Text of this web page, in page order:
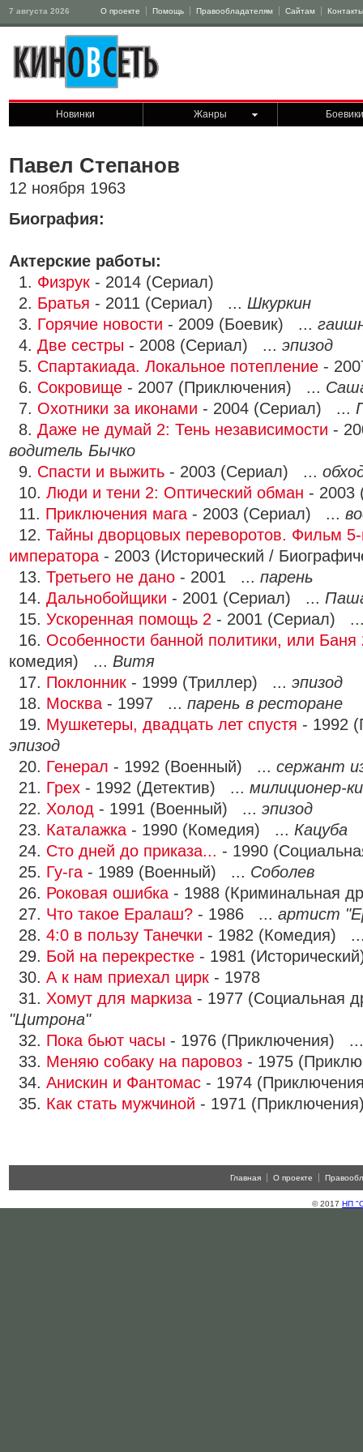
7 августа 2026 О проекте Помощь Правообладателям Сайтам Контакты
Новинки Жанры Боевики
Павел Степанов
12 ноября 1963
Биография:
Актерские работы:
1. Физрук - 2014 (Сериал)
2. Братья - 2011 (Сериал) ... Шкуркин
3. Горячие новости - 2009 (Боевик) ...
4. Две сестры - 2008 (Сериал) ... эпизод
5. Спартакиада. Локальное потепление -
6. Сокровище - 2007 (Приключения) ...
7. Охотники за иконами - 2004 (Сериал) ...
8. Даже не думай 2: Тень независимости -
водитель Бычко
9. Спасти и выжить - 2003 (Сериал) ...
10. Люди и тени 2: Оптический обман -
11. Приключения мага - 2003 (Сериал) ...
12. Тайны дворцовых переворотов. Фильм
императора - 2003 (Исторический /
13. Третьего не дано - 2001 ... парень
14. Дальнобойщики - 2001 (Сериал) ...
15. Ускоренная помощь 2 - 2001 (Сериал)
16. Особенности банной политики, или Баня
комедия) ... Витя
17. Поклонник - 1999 (Триллер) ... эпизод
18. Москва - 1997 ... парень в ресторане
19. Мушкетеры, двадцать лет спустя - 1992
эпизод
20. Генерал - 1992 (Военный) ... сержант
21. Грех - 1992 (Детектив) ... милиционер-
22. Холод - 1991 (Военный) ... эпизод
23. Каталажка - 1990 (Комедия) ... Кацуба
24. Сто дней до приказа... - 1990
25. Гу-га - 1989 (Военный) ... Соболев
26. Роковая ошибка - 1988 (Криминальная
27. Что такое Ералаш? - 1986 ... артист
28. 4:0 в пользу Танечки - 1982 (Комедия)
29. Бой на перекрестке - 1981
30. А к нам приехал цирк - 1978
31. Хомут для маркиза - 1977 (Социальная
"Цитрона"
32. Пока бьют часы - 1976 (Приключения)
33. Меняю собаку на паровоз - 1975
34. Анискин и Фантомас - 1974
35. Как стать мужчиной - 1971
Главная О проекте
© 2017 НП